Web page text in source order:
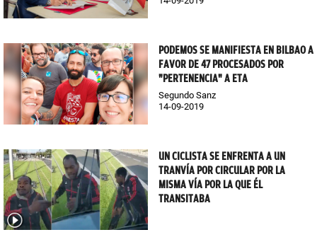
PODEMOS SE MANIFIESTA EN BILBAO A
FAVOR DE 47 PROCESADOS POR
"PERTENENCIA" A ETA
Segundo Sanz
14-09-2019
UN CICLISTA SE ENFRENTA A UN
TRANVÍA POR CIRCULAR POR LA
MISMA VÍA POR LA QUE ÉL
TRANSITABA